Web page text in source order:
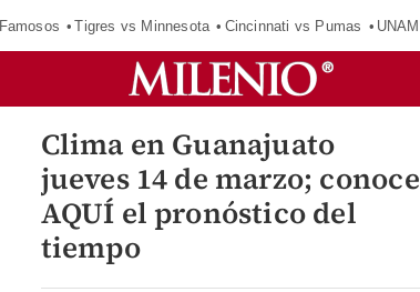
Tigres vs Minnesota Cincinnati vs Pumas UNAM
Clima en Guanajuato
jueves 14 de marzo; conoce
AQUÍ el pronóstico del
tiempo